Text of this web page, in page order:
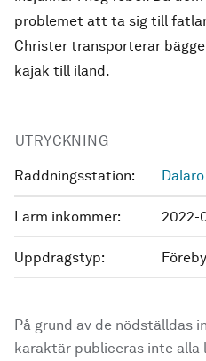
problemet att ta sig till
Christer transporterar
kajak till iland.
UTRYCKNING
Räddningsstation: Dalarö
Larm inkommer: 2022-
Uppdragstyp:
På grund av de nödställdas
karaktär publiceras inte alla